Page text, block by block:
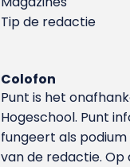
Tip de redactie
Colofon
Punt is het
Hoge­school. Punt
fungeert als
van de redactie.